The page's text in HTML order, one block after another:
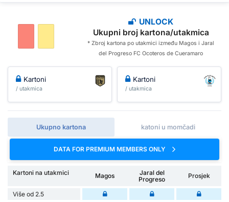
UNLOCK
Ukupni broj kartona/utakmica
* Zbroj kartona po utakmici između Magos i Jaral
del Progreso FC Ocoteros de Cueramaro
Kartoni
/ utakmica
Kartoni
/ utakmica
Ukupno kartona katoni u momčadi
DATA FOR PREMIUM MEMBERS ONLY
Kartoni na utakmici Magos
Jaral del
Progreso
Prosjek
Više od 2.5